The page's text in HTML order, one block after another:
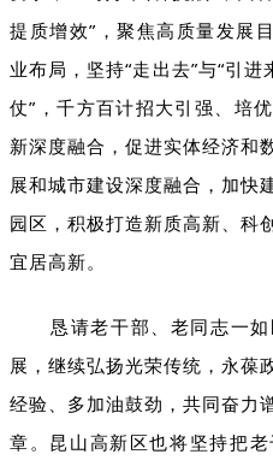
提质增效”，聚焦高质量发展
业布局，坚持“走出去”与“引
仗”，千方百计招大引强、培
新深度融合，促进实体经济和
展和城市建设深度融合，加快
园区，积极打造新质高新、科
宜居高新。
恳请老干部、老同志一
展，继续弘扬光荣传统，永葆
经验、多加油鼓劲，共同奋力
章。昆山高新区也将坚持把